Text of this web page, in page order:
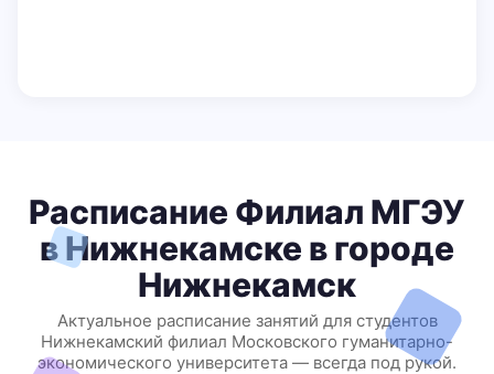
Расписание Филиал МГЭУ
в Нижнекамске в городе
Нижнекамск
Актуальное расписание занятий для студентов
Нижнекамский филиал Московского гуманитарно-
экономического университета — всегда под рукой.